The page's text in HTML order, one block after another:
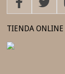
TIENDA ONLINE